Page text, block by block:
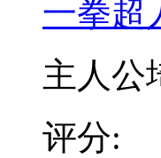
一拳超
主人公
评分: